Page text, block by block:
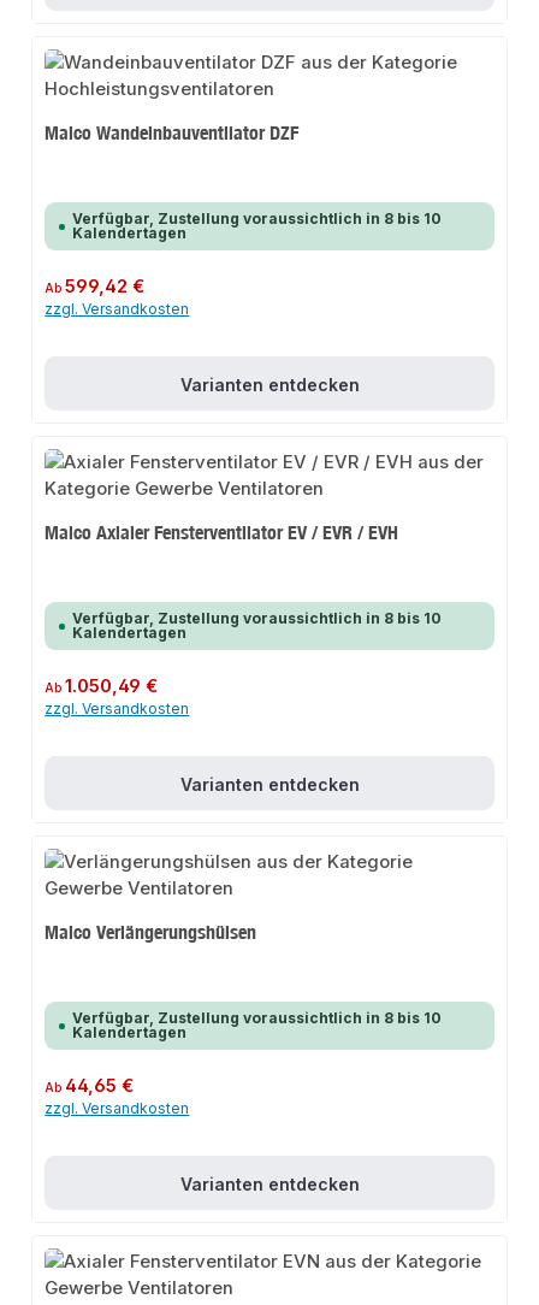
Maico Wandeinbauventilator DZF
Verfügbar, Zustellung voraussichtlich in 8 bis 10
Kalendertagen
Regulärer Preis:
Ab599,42 €
zzgl. Versandkosten
Varianten entdecken
Maico Axialer Fensterventilator EV / EVR / EVH
Verfügbar, Zustellung voraussichtlich in 8 bis 10
Kalendertagen
Regulärer Preis:
Ab1.050,49 €
zzgl. Versandkosten
Varianten entdecken
Maico Verlängerungshülsen
Verfügbar, Zustellung voraussichtlich in 8 bis 10
Kalendertagen
Regulärer Preis:
Ab 44,65 €
zzgl. Versandkosten
Varianten entdecken